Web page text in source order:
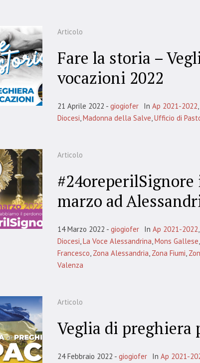
Articolo
Fare la storia –
vocazioni 2022
21 Aprile 2022 giogiofer In Ap 2021-2022,
Diocesi,Madonna della Salve,Ufficio di
Articolo
#24oreperilSignore
marzo ad
14 Marzo 2022 giogiofer In Ap 2021-2022,
Diocesi,La Voce Alessandrina,Mons Gallese,
Francesco, Zona Alessandria, Zona Fiumi,
Valenza
Articolo
Veglia di preghiera
24 Febbraio 2022 giogiofer In Ap 2021-